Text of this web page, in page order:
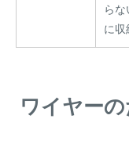
ら
に収
ワイヤー